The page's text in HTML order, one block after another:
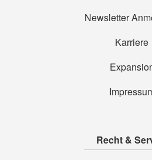
Newsletter
Karriere
Recht &